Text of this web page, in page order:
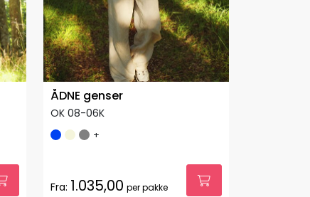
ÅDNE genser
OK 08-06K
+
Fra: 1.035,00 per pakke